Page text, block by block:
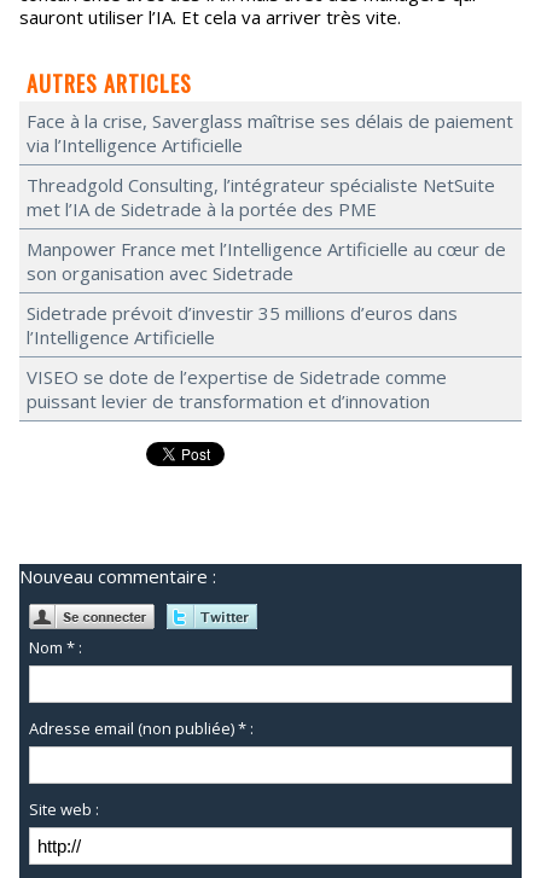
sauront utiliser l’IA. Et cela va arriver très vite.
AUTRES ARTICLES
Face à la crise, Saverglass maîtrise ses délais de paiement
via l’Intelligence Artificielle
Threadgold Consulting, l’intégrateur spécialiste NetSuite
met l’IA de Sidetrade à la portée des PME
Manpower France met l’Intelligence Artificielle au cœur de
son organisation avec Sidetrade
Sidetrade prévoit d’investir 35 millions d’euros dans
l’Intelligence Artificielle
VISEO se dote de l’expertise de Sidetrade comme
puissant levier de transformation et d’innovation
Nouveau commentaire :
Nom * :
Adresse email (non publiée) * :
Site web :